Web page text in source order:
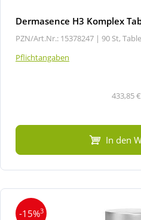
Dermasence H3 Komplex
PZN/Art.Nr.: 15378247 | 90 St,
Pflichtangaben
433,85
In den
-15%3